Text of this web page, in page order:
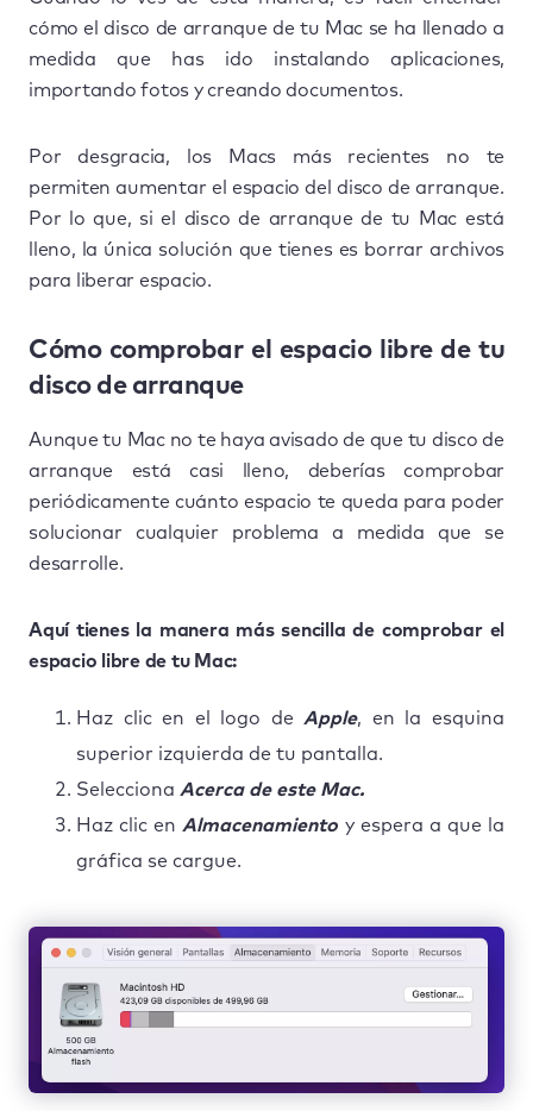
cómo el disco de arranque de tu Mac se ha llenado a
medida que has ido instalando aplicaciones,
importando fotos y creando documentos.
Por desgracia, los Macs más recientes no te
permiten aumentar el espacio del disco de arranque.
Por lo que, si el disco de arranque de tu Mac está
lleno, la única solución que tienes es borrar archivos
para liberar espacio.
Cómo comprobar el espacio libre de tu
disco de arranque
Aunque tu Mac no te haya avisado de que tu disco de
arranque está casi lleno, deberías comprobar
periódicamente cuánto espacio te queda para poder
solucionar cualquier problema a medida que se
desarrolle.
Aquí tienes la manera más sencilla de comprobar el
espacio libre de tu Mac:
Haz clic en el logo de Apple, en la esquina
superior izquierda de tu pantalla.
Selecciona Acerca de este Mac.
Haz clic en Almacenamiento y espera a que la
gráfica se cargue.